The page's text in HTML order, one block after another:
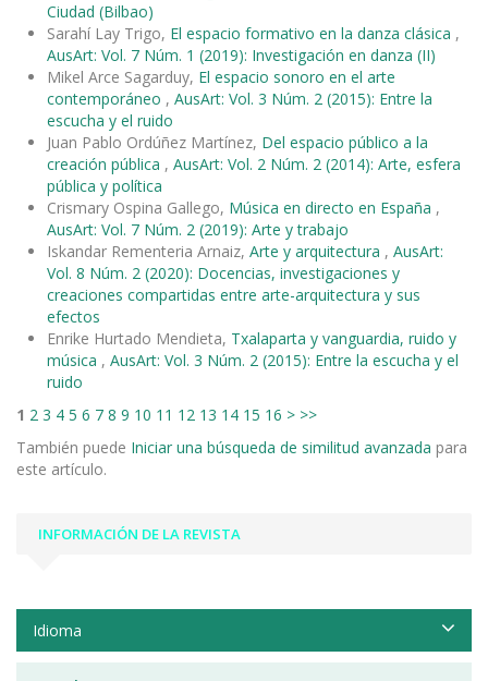
Ciudad (Bilbao)
Sarahí Lay Trigo, El espacio formativo en la danza clásica ,
AusArt: Vol. 7 Núm. 1 (2019): Investigación en danza (II)
Mikel Arce Sagarduy, El espacio sonoro en el arte
contemporáneo , AusArt: Vol. 3 Núm. 2 (2015): Entre la
escucha y el ruido
Juan Pablo Ordúñez Martínez, Del espacio público a la
creación pública , AusArt: Vol. 2 Núm. 2 (2014): Arte, esfera
pública y política
Crismary Ospina Gallego, Música en directo en España ,
AusArt: Vol. 7 Núm. 2 (2019): Arte y trabajo
Iskandar Rementeria Arnaiz, Arte y arquitectura , AusArt:
Vol. 8 Núm. 2 (2020): Docencias, investigaciones y
creaciones compartidas entre arte-arquitectura y sus
efectos
Enrike Hurtado Mendieta, Txalaparta y vanguardia, ruido y
música , AusArt: Vol. 3 Núm. 2 (2015): Entre la escucha y el
ruido
1 2 3 4 5 6 7 8 9 10 11 12 13 14 15 16 > >>
También puede Iniciar una búsqueda de similitud avanzada para
este artículo.
INFORMACIÓN DE LA REVISTA
Idioma